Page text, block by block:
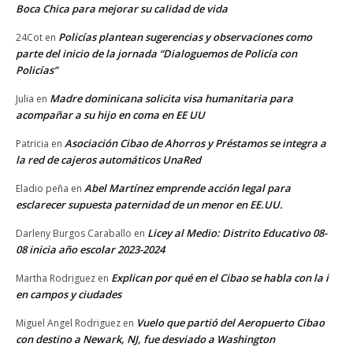
Boca Chica para mejorar su calidad de vida
24Cot en Policías plantean sugerencias y observaciones como
parte del inicio de la jornada “Dialoguemos de Policía con
Policías”
Julia en Madre dominicana solicita visa humanitaria para
acompañar a su hijo en coma en EE UU
Patricia en Asociación Cibao de Ahorros y Préstamos se integra a
la red de cajeros automáticos UnaRed
Eladio peña en Abel Martínez emprende acción legal para
esclarecer supuesta paternidad de un menor en EE.UU.
Darleny Burgos Caraballo en Licey al Medio: Distrito Educativo 08-
08 inicia año escolar 2023-2024
Martha Rodriguez en Explican por qué en el Cibao se habla con la i
en campos y ciudades
Miguel Angel Rodriguez en Vuelo que partió del Aeropuerto Cibao
con destino a Newark, NJ, fue desviado a Washington